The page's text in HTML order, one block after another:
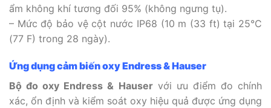
ẩm không khí tương đối 95% (không ngưng tụ).
– Mức độ bảo vệ cột nước IP68 (10 m (33 ft) tại 25°C
(77 F) trong 28 ngày).
Ứng dụngcảm biến oxy Endress & Hauser
Bộ đo oxy Endress & Hauservới ưu điểm đo chính
xác, ổn định và kiểm soát oxy hiệu quả được ứng dụng